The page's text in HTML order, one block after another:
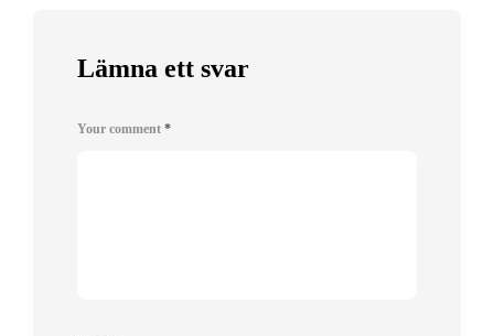
Lämna ett svar
Your comment *